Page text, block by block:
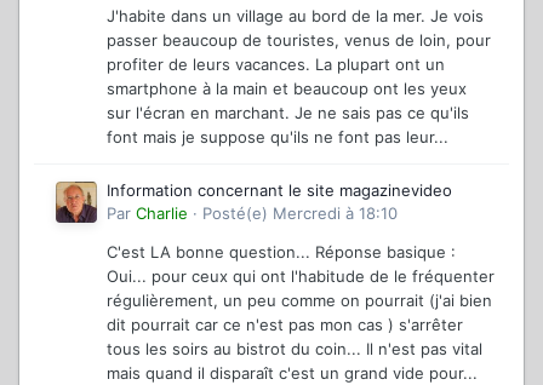
J'habite dans un village au bord de la mer. Je vois
passer beaucoup de touristes, venus de loin, pour
profiter de leurs vacances. La plupart ont un
smartphone à la main et beaucoup ont les yeux
sur l'écran en marchant. Je ne sais pas ce qu'ils
font mais je suppose qu'ils ne font pas leur...
Information concernant le site magazinevideo
Par Charlie · Posté(e) Mercredi à 18:10
C'est LA bonne question... Réponse basique :
Oui... pour ceux qui ont l'habitude de le fréquenter
régulièrement, un peu comme on pourrait (j'ai bien
dit pourrait car ce n'est pas mon cas ) s'arrêter
tous les soirs au bistrot du coin... Il n'est pas vital
mais quand il disparaît c'est un grand vide pour...